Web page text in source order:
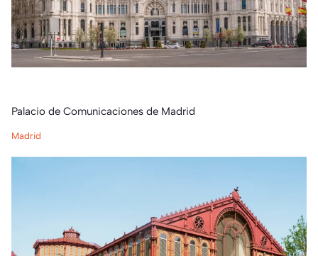
Palacio de Comunicaciones de Madrid
Madrid